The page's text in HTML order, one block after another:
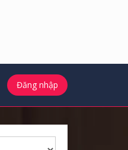
Đăng nhập